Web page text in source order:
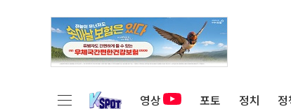
영상 포토 정치 정